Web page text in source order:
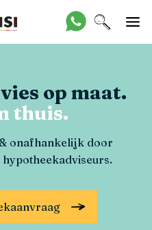
op maat.
thuis.
onafhankelijk door